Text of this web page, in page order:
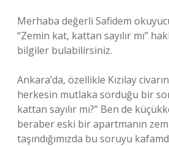
Merhaba değerli Safidem
“Zemin kat, kattan sayılır mı”
bilgiler bulabilirsiniz.
Ankara’da, özellikle Kızılay
herkesin mutlaka sorduğu bir
kattan sayılır mı?” Ben de
beraber eski bir apartmanın
taşındığımızda bu soruyu